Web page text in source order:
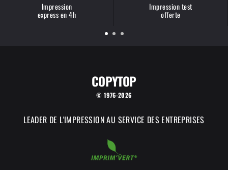
Impression
express en 4h
Impression test
offerte
COPYTOP
© 1976-2026
LEADER DE L'IMPRESSION AU SERVICE DES ENTREPRISES